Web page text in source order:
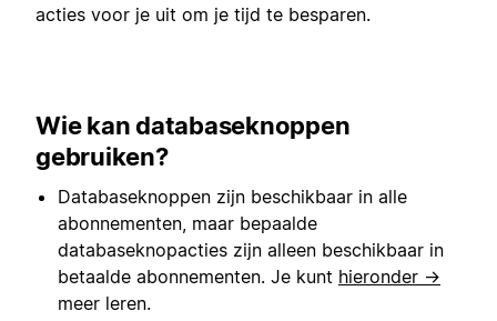
acties voor je uit om je tijd te besparen.
Wie kan databaseknoppen
gebruiken?
Databaseknoppen zijn beschikbaar in alle
abonnementen, maar bepaalde
databaseknopacties zijn alleen beschikbaar in
betaalde abonnementen. Je kunt hieronder →
meer leren.